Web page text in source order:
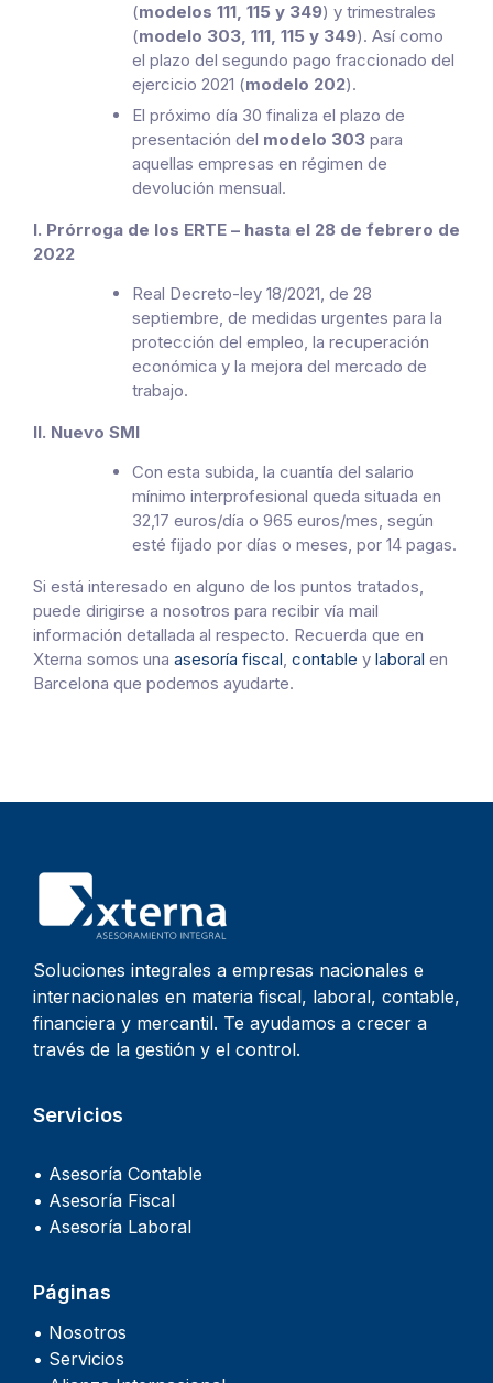
(modelos 111, 115 y 349) y trimestrales
(modelo 303, 111, 115 y 349). Así como
el plazo del segundo pago fraccionado del
ejercicio 2021 (modelo 202).
El próximo día 30 finaliza el plazo de
presentación del modelo 303 para
aquellas empresas en régimen de
devolución mensual.
l. Prórroga de los ERTE – hasta el 28 de febrero de
2022
Real Decreto-ley 18/2021, de 28
septiembre, de medidas urgentes para la
protección del empleo, la recuperación
económica y la mejora del mercado de
trabajo.
ll. Nuevo SMI
Con esta subida, la cuantía del salario
mínimo interprofesional queda situada en
32,17 euros/día o 965 euros/mes, según
esté fijado por días o meses, por 14 pagas.
Si está interesado en alguno de los puntos tratados,
puede dirigirse a nosotros para recibir vía mail
información detallada al respecto. Recuerda que en
Xterna somos una asesoría fiscal contable y laboral en
Barcelona que podemos ayudarte.
Soluciones integrales a empresas nacionales e
internacionales en materia fiscal, laboral, contable,
financiera y mercantil. Te ayudamos a crecer a
través de la gestión y el control.
Servicios
• Asesoría Contable
• Asesoría Fiscal
• Asesoría Laboral
Páginas
• Nosotros
• Servicios